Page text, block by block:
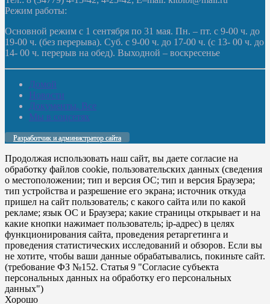
Режим работы:
Основной режим с 1 сентября по 31 мая. Пн. – пт. с 9-00 ч. до
19-00 ч. (без перерыва). Суб. с 9-00 ч. до 17-00 ч. (с 13- 00 ч. до
14- 00 ч. перерыв на обед). Выходной – воскресенье
Домой
Новости
Документы. Все
Мы в соцсетях
Разработчик и администратор сайта
Продолжая использовать наш сайт, вы даете согласие на
обработку файлов cookie, пользовательских данных (сведения
о местоположении; тип и версия ОС; тип и версия Браузера;
тип устройства и разрешение его экрана; источник откуда
пришел на сайт пользователь; с какого сайта или по какой
рекламе; язык ОС и Браузера; какие страницы открывает и на
какие кнопки нажимает пользователь; ip-адрес) в целях
функционирования сайта, проведения ретаргетинга и
проведения статистических исследований и обзоров. Если вы
не хотите, чтобы ваши данные обрабатывались, покиньте сайт.
(требование ФЗ №152. Статья 9 "Согласие субъекта
персональных данных на обработку его персональных
данных")
Хорошо